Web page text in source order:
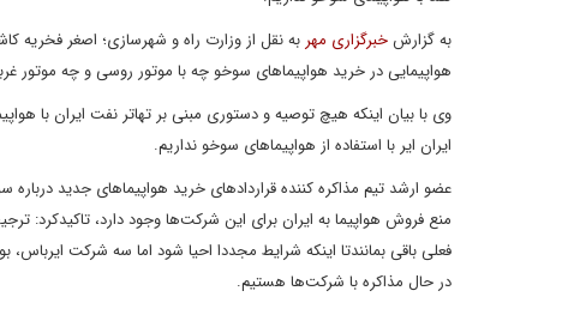
به گزارشخبرگزاری مهر به نقل از­ وزارت راه و شهرسازی؛​ اصغر فخریه
هواپیمایی در خرید هواپیماهای سوخو چه با موتور روسی و چه موتور
وی با بیان اینکه هیچ توصیه و دستوری مبنی بر تهاتر نفت ایران با
ایران ایر با استفاده از هواپیماهای سوخو نداریم.
عضو ارشد تیم مذاکره کننده قراردادهای خرید هواپیماهای جدید
منع فروش هواپیما به ایران برای این شرکت‌ها وجود دارد، تاکیدکرد:
فعلی باقی بمانند­تا اینکه شرایط مجددا احیا شود اما سه شرکت ایرباس،‌
در حال مذاکره با شرکت‌ها هستیم.